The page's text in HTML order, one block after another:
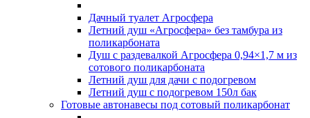
Дачный туалет Агросфера
Летний душ «Агросфера» без тамбура из
поликарбоната
Душ с раздевалкой Агросфера 0,94×1,7 м из
сотового поликарбоната
Летний душ для дачи с подогревом
Летний душ с подогревом 150л бак
Готовые автонавесы под сотовый поликарбонат